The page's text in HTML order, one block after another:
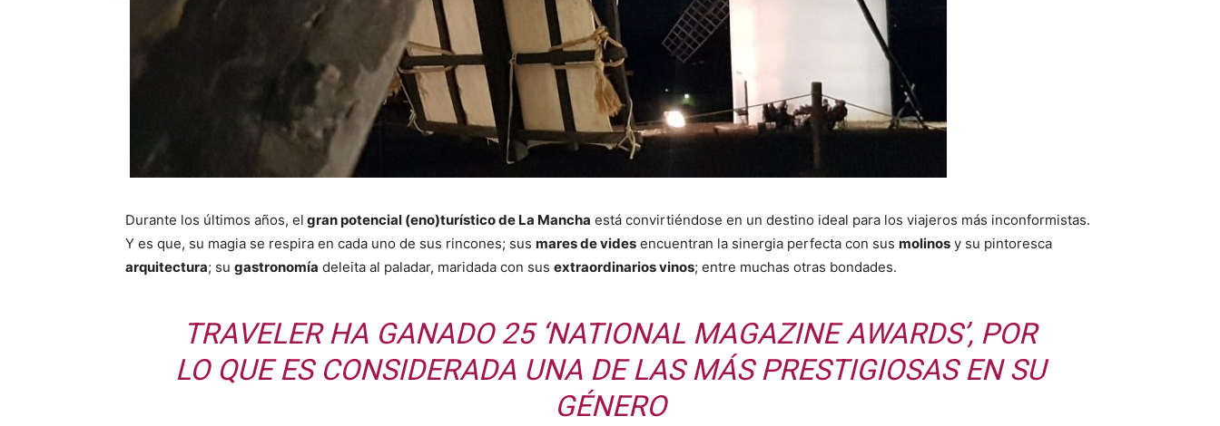
Durante los últimos años, el gran potencial (eno)turístico de La Mancha está convirtiéndose en un destino ideal para los viajeros más inconformistas.
Y es que, su magia se respira en cada uno de sus rincones; sus mares de vides encuentran la sinergia perfecta con sus molinos y su pintoresca
arquitectura; su gastronomía deleita al paladar, maridada con sus extraordinarios vinos; entre muchas otras bondades.
TRAVELER HA GANADO 25 ‘NATIONAL MAGAZINE AWARDS’, POR
LO QUE ES CONSIDERADA UNA DE LAS MÁS PRESTIGIOSAS EN SU
GÉNERO​